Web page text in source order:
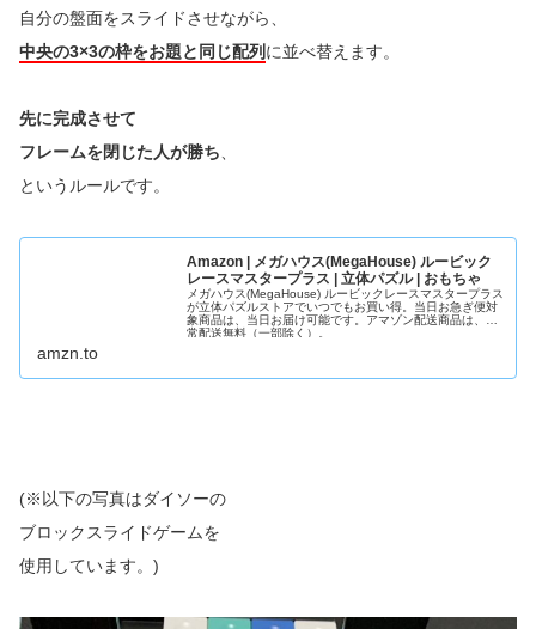
自分の盤面をスライドさせながら、
中央の3×3の枠をお題と同じ配列 に並べ替えます。
先に完成させて
フレームを閉じた人が勝ち、
というルールです。
Amazon | メガハウス(MegaHouse) ルービック
レースマスタープラス | 立体パズル | おもちゃ
メガハウス(MegaHouse) ルービックレースマスタープラス
が立体パズルストアでいつでもお買い得。当日お急ぎ便対
象商品は、当日お届け可能です。アマゾン配送商品は、通
常配送無料（一部除く）。
amzn.to
(※以下の写真はダイソーの
ブロックスライドゲームを
使用しています。)